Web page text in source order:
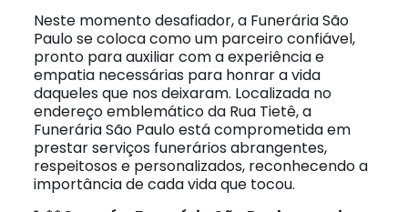
Neste momento desafiador, a Funerária São
Paulo se coloca como um parceiro confiável,
pronto para auxiliar com a experiência e
empatia necessárias para honrar a vida
daqueles que nos deixaram. Localizada no
endereço emblemático da Rua Tietê, a
Funerária São Paulo está comprometida em
prestar serviços funerários abrangentes,
respeitosos e personalizados, reconhecendo a
importância de cada vida que tocou.